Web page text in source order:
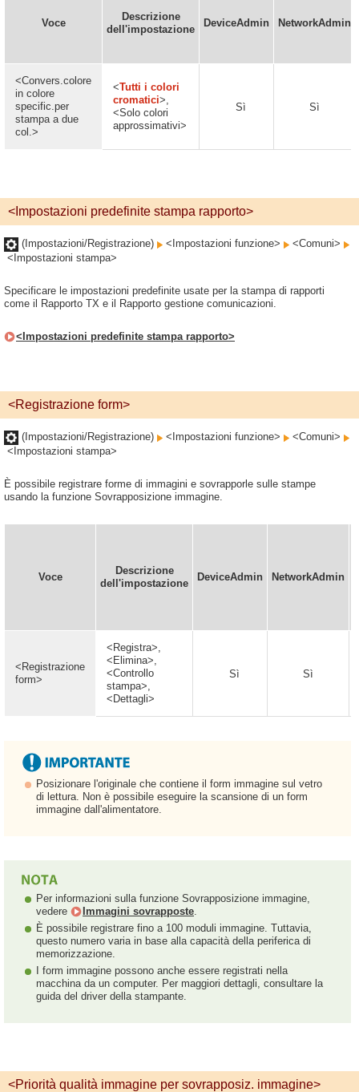
Voce
Descrizione
dell'impostazione
DeviceAdmin NetworkAdmin
<Convers.colore
in colore
specific.per
stampa a due
col.>
<Tutti i colori
cromatici>,
<Solo colori
approssimativi>
Sì Sì
<Impostazioni predefinite stampa rapporto>
(Impostazioni/Registrazione) <Impostazioni funzione>
<Comuni>
<Impostazioni stampa>
Specificare le impostazioni predefinite usate per la stampa di rapporti
come il Rapporto TX e il Rapporto gestione comunicazioni.
<Impostazioni predefinite stampa rapporto>
<Registrazione form>
(Impostazioni/Registrazione) <Impostazioni funzione>
<Comuni>
<Impostazioni stampa>
È possibile registrare forme di immagini e sovrapporle sulle stampe
usando la funzione Sovrapposizione immagine.
Voce
Descrizione
dell'impostazione
DeviceAdmin NetworkAdmin
<Registrazione
form>
<Registra>,
<Elimina>,
<Controllo
stampa>,
<Dettagli>
Sì Sì
Posizionare l'originale che contiene il form immagine sul vetro
di lettura. Non è possibile eseguire la scansione di un form
immagine dall'alimentatore.
Per informazioni sulla funzione Sovrapposizione immagine,
vedere
Immagini sovrapposte.
È possibile registrare fino a 100 moduli immagine. Tuttavia,
questo numero varia in base alla capacità della periferica di
memorizzazione.
I form immagine possono anche essere registrati nella
macchina da un computer. Per maggiori dettagli, consultare la
guida del driver della stampante.
<Priorità qualità immagine per sovrapposiz. immagine>